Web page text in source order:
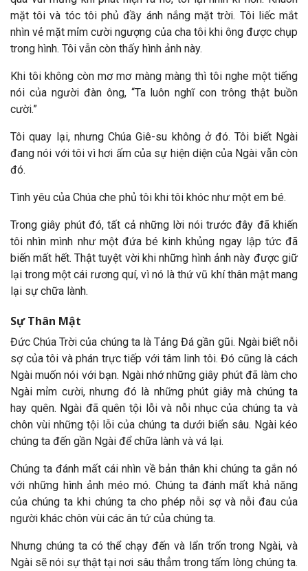
mặt tôi và tóc tôi phủ đầy ánh nắng mặt trời. Tôi liếc mắt
nhìn vẻ mặt mỉm cười ngượng của cha tôi khi ông được chụp
trong hình. Tôi vẫn còn thấy hình ảnh này.
Khi tôi không còn mơ mơ màng màng thì tôi nghe một tiếng
nói của người đàn ông, “Ta luôn nghĩ con trông thật buồn
cười.”
Tôi quay lại, nhưng Chúa Giê-su không ở đó. Tôi biết Ngài
đang nói với tôi vì hơi ấm của sự hiện diện của Ngài vẫn còn
đó.
Tình yêu của Chúa che phủ tôi khi tôi khóc như một em bé.
Trong giây phút đó, tất cả những lời nói trước đây đã khiến
tôi nhìn mình như một đứa bé kinh khủng ngay lập tức đã
biến mất hết. Thật tuyệt vời khi những hình ảnh này được giữ
lại trong một cái rương quí, vì nó là thứ vũ khí thân mật mang
lại sự chữa lành.
Sự Thân Mật
Đức Chúa Trời của chúng ta là Tảng Đá gần gũi. Ngài biết nỗi
sợ của tôi và phán trực tiếp với tâm linh tôi. Đó cũng là cách
Ngài muốn nói với bạn. Ngài nhớ những giây phút đã làm cho
Ngài mỉm cười, nhưng đó là những phút giây mà chúng ta
hay quên. Ngài đã quên tội lỗi và nỗi nhục của chúng ta và
chôn vùi những tội lỗi của chúng ta dưới biển sâu. Ngài kéo
chúng ta đến gần Ngài để chữa lành và vá lại.
Chúng ta đánh mất cái nhìn về bản thân khi chúng ta gắn nó
với những hình ảnh méo mó. Chúng ta đánh mất khả năng
của chúng ta khi chúng ta cho phép nỗi sợ và nỗi đau của
người khác chôn vùi các ân tứ của chúng ta.
Nhưng chúng ta có thể chạy đến và lẩn trốn trong Ngài, và
Ngài sẽ nói sự thật tại nơi sâu thẳm trong tấm lòng chúng ta.